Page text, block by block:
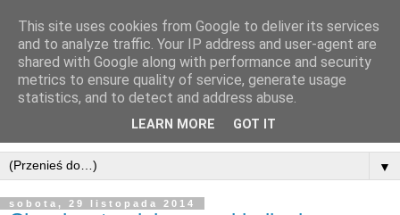
▼
sobota, 29 listopada 2014
This site uses cookies from Google to deliver its services
and to analyze traffic. Your IP address and user-agent are
shared with Google along with performance and security
metrics to ensure quality of service, generate usage
statistics, and to detect and address abuse.
LEARN MORE GOT IT